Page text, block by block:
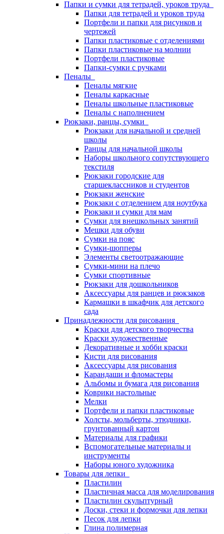
Папки и сумки для тетрадей, уроков труда
Папки для тетрадей и уроков труда
Портфели и папки для рисунков и
чертежей
Папки пластиковые с отделениями
Папки пластиковые на молнии
Портфели пластиковые
Папки-сумки с ручками
Пеналы
Пеналы мягкие
Пеналы каркасные
Пеналы школьные пластиковые
Пеналы с наполнением
Рюкзаки, ранцы, сумки
Рюкзаки для начальной и средней
школы
Ранцы для начальной школы
Наборы школьного сопутствующего
текстиля
Рюкзаки городские для
старшеклассников и студентов
Рюкзаки женские
Рюкзаки с отделением для ноутбука
Рюкзаки и сумки для мам
Сумки для внешкольных занятий
Мешки для обуви
Сумки на пояс
Сумки-шопперы
Элементы светоотражающие
Сумки-мини на плечо
Сумки спортивные
Рюкзаки для дошкольников
Аксессуары для ранцев и рюкзаков
Кармашки в шкафчик для детского
сада
Принадлежности для рисования
Краски для детского творчества
Краски художественные
Декоративные и хобби краски
Кисти для рисования
Аксессуары для рисования
Карандаши и фломастеры
Альбомы и бумага для рисования
Коврики настольные
Мелки
Портфели и папки пластиковые
Холсты, мольберты, этюдники,
грунтованный картон
Материалы для графики
Вспомогательные материалы и
инструменты
Наборы юного художника
Товары для лепки
Пластилин
Пластичная масса для моделирования
Пластилин скульптурный
Доски, стеки и формочки для лепки
Песок для лепки
Глина полимерная